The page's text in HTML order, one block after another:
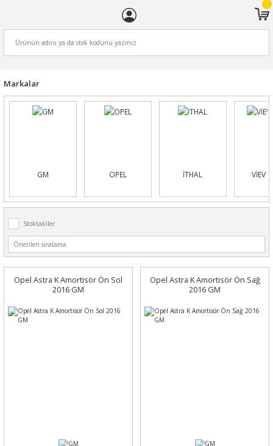
Markalar
GM OPEL İTHAL VİEV
Stoktakiler
Opel Astra K Amortisör Ön Sol
2016 GM
Opel Astra K Amortisör Ön Sağ
2016 GM